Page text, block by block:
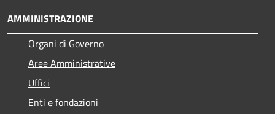
AMMINISTRAZIONE
Organi di Governo
Aree Amministrative
Uffici
Enti e fondazioni